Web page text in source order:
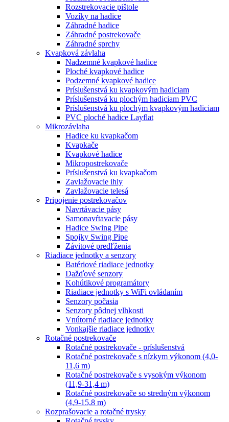
Rozstrekovacie pištole
Vozíky na hadice
Záhradné hadice
Záhradné postrekovače
Záhradné sprchy
Kvapková závlaha
Nadzemné kvapkové hadice
Ploché kvapkové hadice
Podzemné kvapkové hadice
Príslušenstvá ku kvapkovým hadiciam
Príslušenstvá ku plochým hadiciam PVC
Príslušenstvá ku plochým kvapkovým hadiciam
PVC ploché hadice Layflat
Mikrozávlaha
Hadice ku kvapkačom
Kvapkače
Kvapkové hadice
Mikropostrekovače
Príslušenstvá ku kvapkačom
Zavlažovacie ihly
Zavlažovacie telesá
Pripojenie postrekovačov
Navrtávacie pásy
Samonavŕtavacie pásy
Hadice Swing Pipe
Spojky Swing Pipe
Závitové predľženia
Riadiace jednotky a senzory
Batériové riadiace jednotky
Dažďové senzory
Kohútikové programátory
Riadiace jednotky s WiFi ovládaním
Senzory počasia
Senzory pôdnej vlhkosti
Vnútorné riadiace jednotky
Vonkajšie riadiace jednotky
Rotačné postrekovače
Rotačné postrekovače - príslušenstvá
Rotačné postrekovače s nízkym výkonom (4,0-
11,6 m)
Rotačné postrekovače s vysokým výkonom
(11,9-31,4 m)
Rotačné postrekovače so stredným výkonom
(4,9-15,8 m)
Rozprašovacie a rotačné trysky